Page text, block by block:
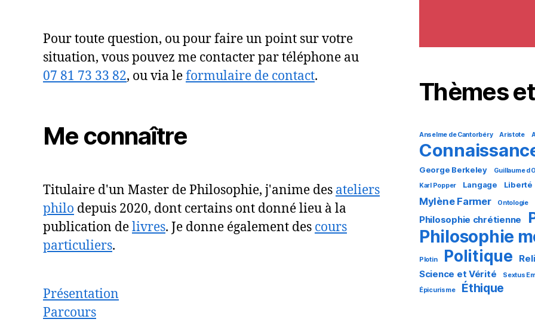
Pour toute question, ou pour faire un point sur votre
situation, vous pouvez me contacter par téléphone au
07 81 73 33 82, ou via leformulaire de contact.
Me connaître
Titulaire d'un Master de Philosophie, j'anime des ateliers
philo depuis 2020, dont certains ont donné lieu à la
publication delivres. Je donne également des cours
particuliers.
Présentation
Parcours
Thèmes
Anselme de Cantorbéry Aristote
George Berkeley
Guillaume d
Karl Popper
Langage Liberté
Mylène Farmer Ontologie
Philosophie chrétienne
Philosophie
Plotin Politique
Science et Vérité Sextus
Épicurisme Éthique